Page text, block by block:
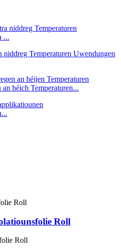
...
héich Temperaturen...
Roll